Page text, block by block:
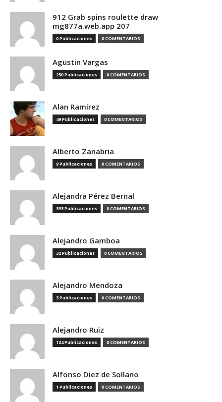
912 Grab spins roulette draw
mg877a.web.app 207
0 Publicaciones 0 COMENTARIOS
Agustin Vargas
250 Publicaciones 0 COMENTARIOS
Alan Ramirez
49 Publicaciones 0 COMENTARIOS
Alberto Zanabria
9 Publicaciones 0 COMENTARIOS
Alejandra Pérez Bernal
393 Publicaciones 0 COMENTARIOS
Alejandro Gamboa
32 Publicaciones 0 COMENTARIOS
Alejandro Mendoza
3 Publicaciones 0 COMENTARIOS
Alejandro Ruiz
124 Publicaciones 0 COMENTARIOS
Alfonso Diez de Sollano
1 Publicaciones 0 COMENTARIOS